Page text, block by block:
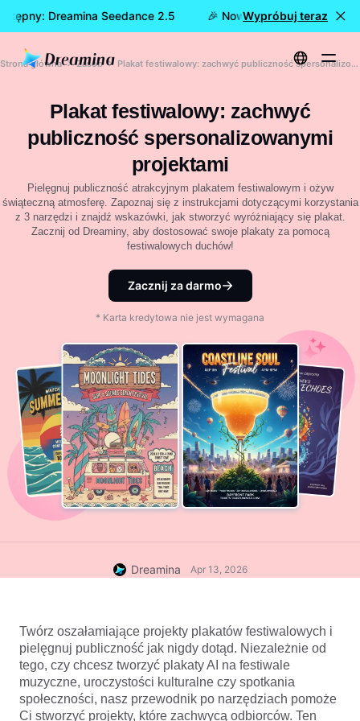
Dreamina Seedance 2.5 🎉 Nowy model już
Wypróbuj teraz
Strona główna Zasób Plakat festiwalowy: zachwyć publiczność spersonalizowanymi projektami
Plakat festiwalowy: zachwyć
publiczność spersonalizowanymi
projektami
Pielęgnuj publiczność atrakcyjnym plakatem festiwalowym i ożyw
świąteczną atmosferę. Zapoznaj się z instrukcjami dotyczącymi korzystania
z 3 narzędzi i znajdź wskazówki, jak stworzyć wyróżniający się plakat.
Zacznij od Dreaminy, aby dostosować swoje plakaty za pomocą
festiwalowych duchów!
Zacznij za darmo
* Karta kredytowa nie jest wymagana
Dreamina Apr 13, 2026
Twórz oszałamiające projekty plakatów festiwalowych i
pielęgnuj publiczność jak nigdy dotąd. Niezależnie od
tego, czy chcesz tworzyć plakaty AI na festiwale
muzyczne, uroczystości kulturalne czy spotkania
społeczności, nasz przewodnik po narzędziach pomoże
Ci stworzyć projekty, które zachwycą odbiorców. Ten